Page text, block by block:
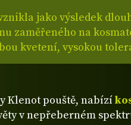
jako výsledek
zaměřeného na
kvetení, vysokou
Klenot pouště, nabízí
v nepřeberném